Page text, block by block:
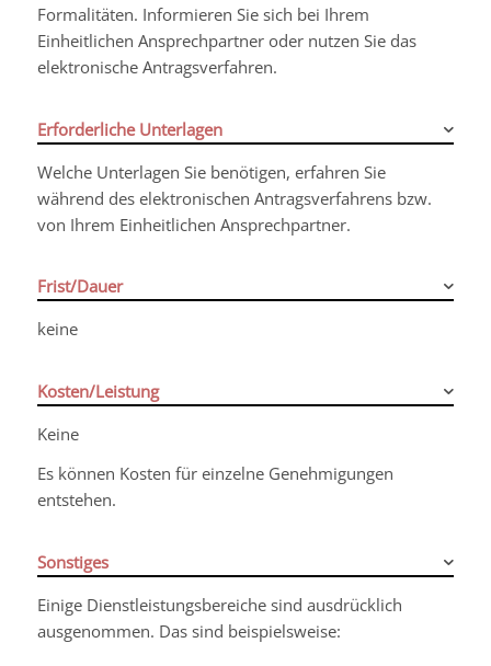
Formalitäten. Informieren Sie sich bei Ihrem
Einheitlichen Ansprechpartner oder nutzen Sie das
elektronische Antragsverfahren.
Erforderliche Unterlagen
Welche Unterlagen Sie benötigen, erfahren Sie
während des elektronischen Antragsverfahrens bzw.
von Ihrem Einheitlichen Ansprechpartner.
Frist/Dauer
keine
Kosten/Leistung
Keine
Es können Kosten für einzelne Genehmigungen
entstehen.
Sonstiges
Einige Dienstleistungsbereiche sind ausdrücklich
ausgenommen. Das sind beispielsweise: